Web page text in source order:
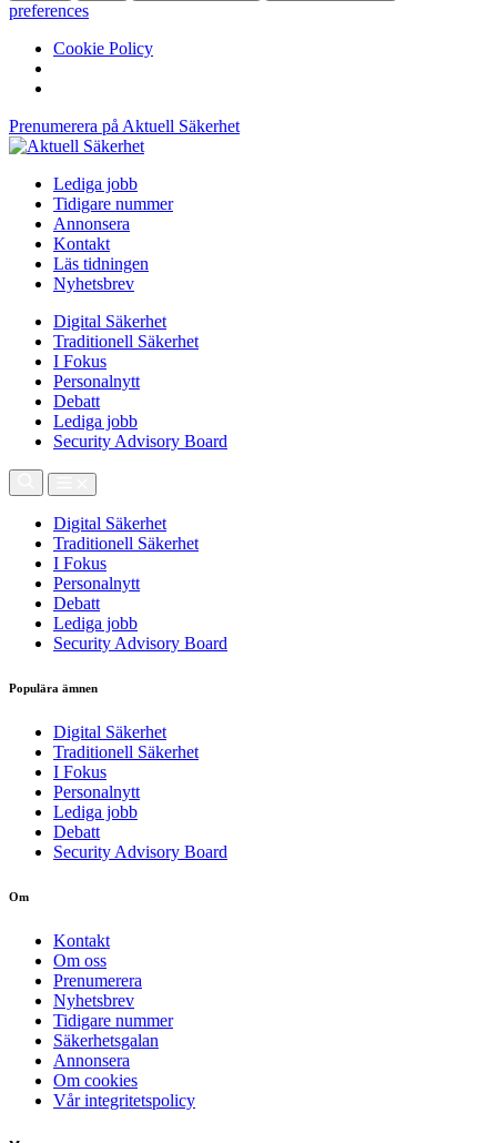
preferences
Cookie Policy
Prenumerera på Aktuell Säkerhet
Lediga jobb
Tidigare nummer
Annonsera
Kontakt
Läs tidningen
Nyhetsbrev
Digital Säkerhet
Traditionell Säkerhet
I Fokus
Personalnytt
Debatt
Lediga jobb
Security Advisory Board
Digital Säkerhet
Traditionell Säkerhet
I Fokus
Personalnytt
Debatt
Lediga jobb
Security Advisory Board
Populära ämnen
Digital Säkerhet
Traditionell Säkerhet
I Fokus
Personalnytt
Lediga jobb
Debatt
Security Advisory Board
Om
Kontakt
Om oss
Prenumerera
Nyhetsbrev
Tidigare nummer
Säkerhetsgalan
Annonsera
Om cookies
Vår integritetspolicy